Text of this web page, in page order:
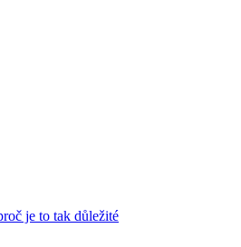
je to tak důležité